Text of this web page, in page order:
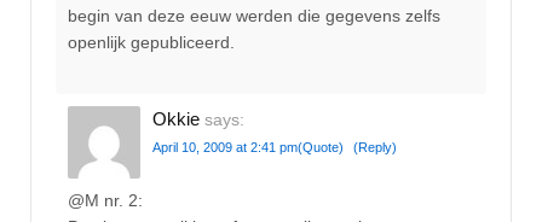
begin van deze eeuw werden die gegevens zelfs
openlijk gepubliceerd.
Okkie says:
April 10, 2009 at 2:41 pm(Quote) (Reply)
@M nr. 2: